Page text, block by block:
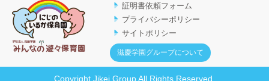
証明書依頼フォーム
プライバシーポリシー
サイトポリシー
滋慶学園グループについて
Copyright Jikei Group All Rights Reserved.